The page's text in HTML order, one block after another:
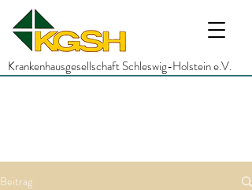
Krankenhausgesellschaft Schleswig-Holstein e.V.
Beitrag